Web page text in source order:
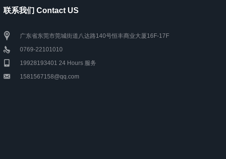
联系我们 Contact US
广东省东莞市莞城街道八达路140号恒丰商业大厦16F-17F
0769-22101010
19928193401 24 Hours 服务
1581567158@qq.com